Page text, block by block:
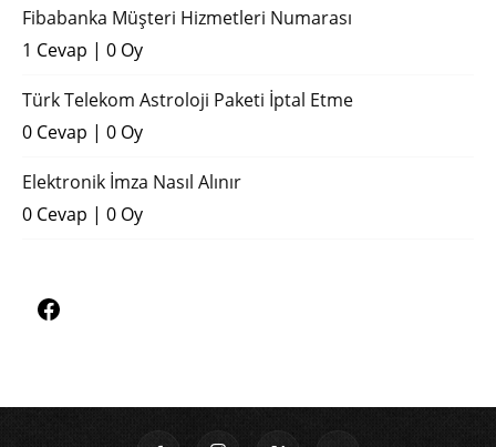
Fibabanka Müşteri Hizmetleri Numarası
1 Cevap | 0 Oy
Türk Telekom Astroloji Paketi İptal Etme
0 Cevap | 0 Oy
Elektronik İmza Nasıl Alınır
0 Cevap | 0 Oy